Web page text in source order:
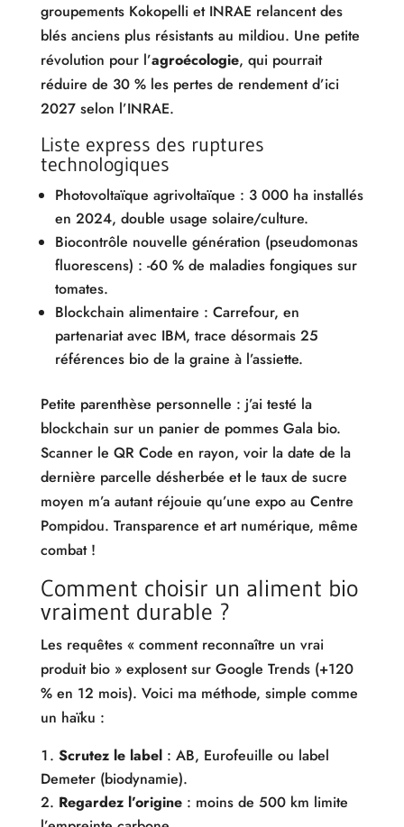
groupements Kokopelli et INRAE relancent des
blés anciens plus résistants au mildiou. Une petite
révolution pour l’agroécologie, qui pourrait
réduire de 30 % les pertes de rendement d’ici
2027 selon l’INRAE.
Liste express des ruptures
technologiques
Photovoltaïque agrivoltaïque : 3 000 ha installés
en 2024, double usage solaire/culture.
Biocontrôle nouvelle génération (pseudomonas
fluorescens) : -60 % de maladies fongiques sur
tomates.
Blockchain alimentaire : Carrefour, en
partenariat avec IBM, trace désormais 25
références bio de la graine à l’assiette.
Petite parenthèse personnelle : j’ai testé la
blockchain sur un panier de pommes Gala bio.
Scanner le QR Code en rayon, voir la date de la
dernière parcelle désherbée et le taux de sucre
moyen m’a autant réjouie qu’une expo au Centre
Pompidou. Transparence et art numérique, même
combat !
Comment choisir un aliment bio
vraiment durable ?
Les requêtes « comment reconnaître un vrai
produit bio » explosent sur Google Trends (+120
% en 12 mois). Voici ma méthode, simple comme
un haïku :
Scrutez le label: AB, Eurofeuille ou label
Demeter (biodynamie).
Regardez l’origine: moins de 500 km limite